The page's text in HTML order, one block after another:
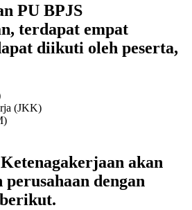
PU BPJS
terdapat empat
diikuti oleh peserta,
(JKK)
akan
dengan